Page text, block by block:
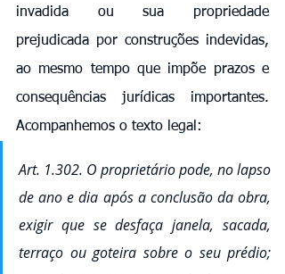
invadida ou sua propriedade
prejudicada por construções indevidas,
ao mesmo tempo que impõe prazos e
consequências jurídicas importantes.
Acompanhemos o texto legal:
Art. 1.302. O proprietário pode, no lapso
de ano e dia após a conclusão da obra,
exigir que se desfaça janela, sacada,
terraço ou goteira sobre o seu prédio;